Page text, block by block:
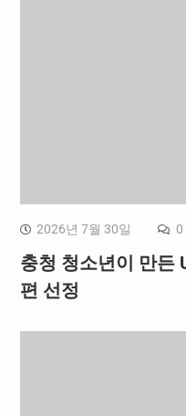
2026년 7월 30일 0
충청 청소년이 만든
편 선정